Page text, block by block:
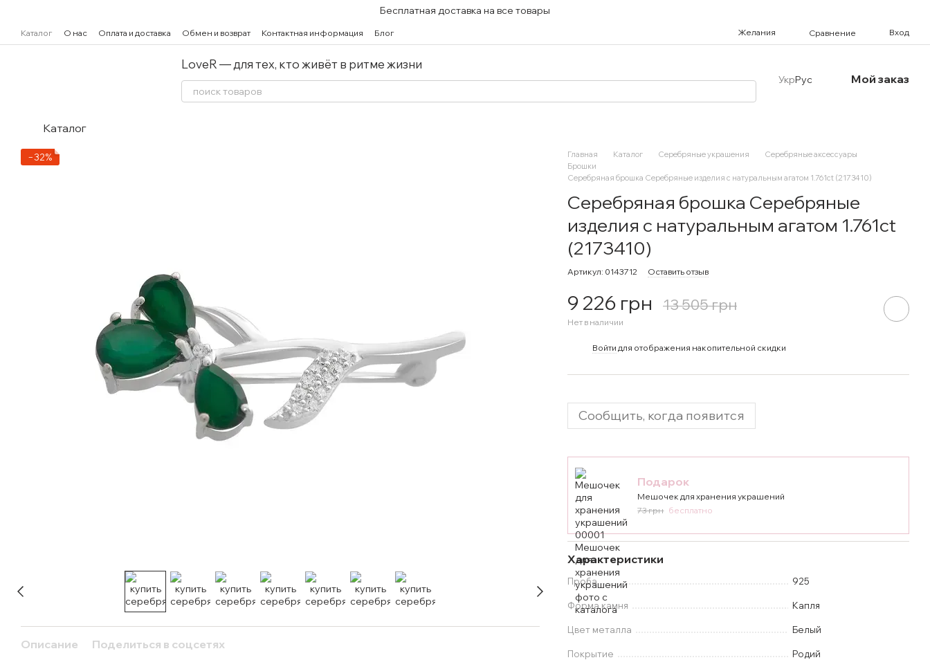
Бесплатная доставка на все товары
Каталог О нас Оплата и доставка Обмен и возврат Контактная информация Блог Желания Сравнение Вход
LoveR — для тех, кто живёт в ритме жизни
УкрРус Мой заказ
Каталог
−32%
Описание Поделиться в соцсетях
Главная Каталог Серебряные украшения
Серебряные аксессуары
Брошки
Серебряная брошка Серебряные изделия с натуральным агатом 1.761ct (2173410)
Серебряная брошка Серебряные
изделия с натуральным агатом 1.761ct
(2173410)
Артикул: 0143712 Оставить отзыв
9 226 грн 13 505 грн
Нет в наличии
Войти для отображения накопительной скидки
Сообщить, когда появится
Подарок
Мешочек для хранения украшений
73 грн бесплатно
Характеристики
Проба 925
Форма камня Капля
Цвет металла Белый
Покрытие Родий